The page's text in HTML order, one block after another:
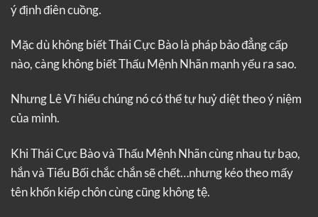
ý định điên cuồng.
Mặc dù không biết Thái Cực Bào là pháp bảo đẳng cấp
nào, càng không biết Thấu Mệnh Nhãn mạnh yếu ra sao.
Nhưng Lê Vĩ hiểu chúng nó có thể tự huỷ diệt theo ý niệm
của mình.
Khi Thái Cực Bào và Thấu Mệnh Nhãn cùng nhau tự bạo,
hắn và Tiểu Bối chắc chắn sẽ chết…nhưng kéo theo mấy
tên khốn kiếp chôn cùng cũng không tệ.